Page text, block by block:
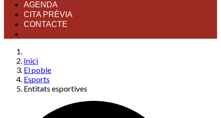
AGENDA
CITA PRÈVIA
CONTACTE
Inici
El poble
Esports
Entitats esportives